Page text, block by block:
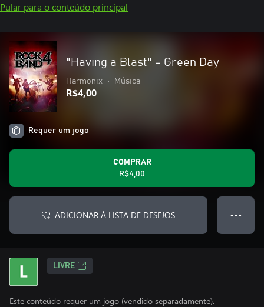
Pular para o conteúdo principal
"Having a Blast" - Green Day
Harmonix • Música
R$4,00
Requer um jogo
COMPRAR
R$4,00
ADICIONAR À LISTA DE DESEJOS ● ● ●
LIVRE
Este conteúdo requer um jogo (vendido separadamente).